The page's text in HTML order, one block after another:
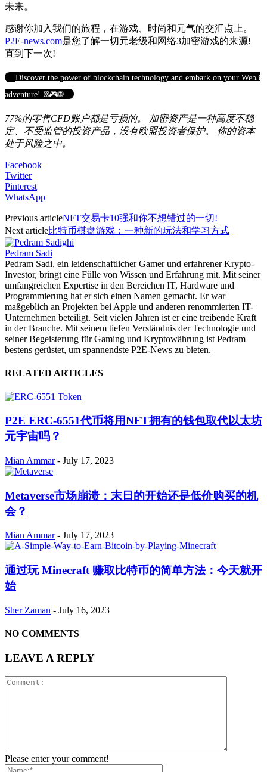
未来。
感谢你加入我们的旅程，在游戏、时尚和元气的交汇点上。
P2E-news.com是您了解一切元老级和网络3加密游戏的来源!
直到下一次!
Discover the power of blockchain technology and embark on your Web3
adventure! ⛓️🎮🌐
77%的零售CFD账户都是亏损的。 加密资产是一种高度不稳
定、不受监管的投资产品，没有欧盟投资者保护。 你的资本
处于风险之中。
Facebook
Twitter
Pinterest
WhatsApp
Previous articleNFT交易卡10强和你不想错过的一切!
Next article比特币棋盘游戏：一种新的玩法和学习方式
Pedram Sadi
Pedram Sadi, ein leidenschaftlicher Gamer und erfahrener Krypto-
Investor, bringt eine Fülle von Wissen und Erfahrung mit. Mit seiner
umfangreichen Expertise in den Bereichen IT, Hardware und
Programmierung hat er sich einen Namen gemacht. Er war
maßgeblich an Projekten bei Apple und anderen renommierten IT-
Unternehmen beteiligt. Seit vielen Jahren ist er eine treibende Kraft
in der Branche. Mit seinem tiefen Verständnis der Technologie und
seiner Begeisterung für Gaming und Kryptowährung ist Pedram
bestens gerüstet, um spannendste P2E-News zu bieten.
RELATED ARTICLES
P2E ERC-6551代币将用NFT拥有的钱包取代以太坊
元宇宙吗？
Mian Ammar - July 17, 2023
Metaverse市场崩溃：末日的开始还是低价购买的机
会？
Mian Ammar - July 17, 2023
通过玩 Minecraft 赚取比特币的简单方法：今天就开
始
Sher Zaman - July 16, 2023
NO COMMENTS
LEAVE A REPLY
Please enter your comment!